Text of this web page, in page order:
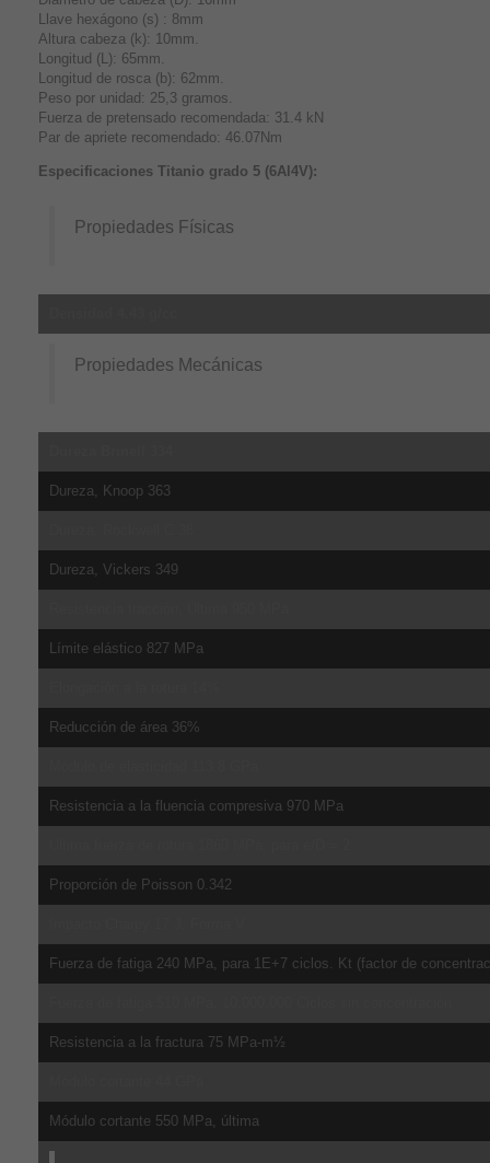
Llave hexágono (s) : 8mm
Altura cabeza (k): 10mm.
Longitud (L): 65mm.
Longitud de rosca (b): 62mm.
Peso por unidad: 25,3 gramos.
Fuerza de pretensado recomendada: 31.4 kN
Par de apriete recomendado: 46.07Nm
Especificaciones Titanio grado 5 (6Al4V):
Propiedades Físicas
Propiedades Mecánicas
Dureza, Knoop 363
Dureza, Vickers 349
Límite elástico 827 MPa
Reducción de área 36%
Resistencia a la fluencia compresiva 970 MPa
Proporción de Poisson 0.342
Fuerza de fatiga 240 MPa, para 1E+7 ciclos. Kt (factor de
Resistencia a la fractura 75 MPa-m½
Módulo cortante 550 MPa, última